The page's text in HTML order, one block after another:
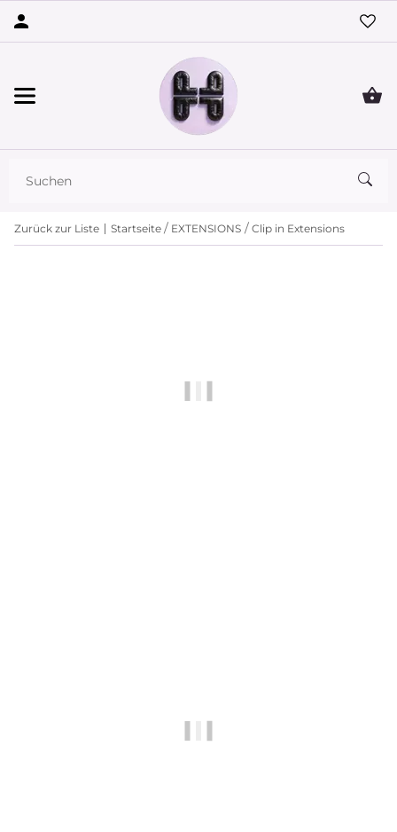
Zurück zur Liste Startseite EXTENSIONS Clip in Extensions